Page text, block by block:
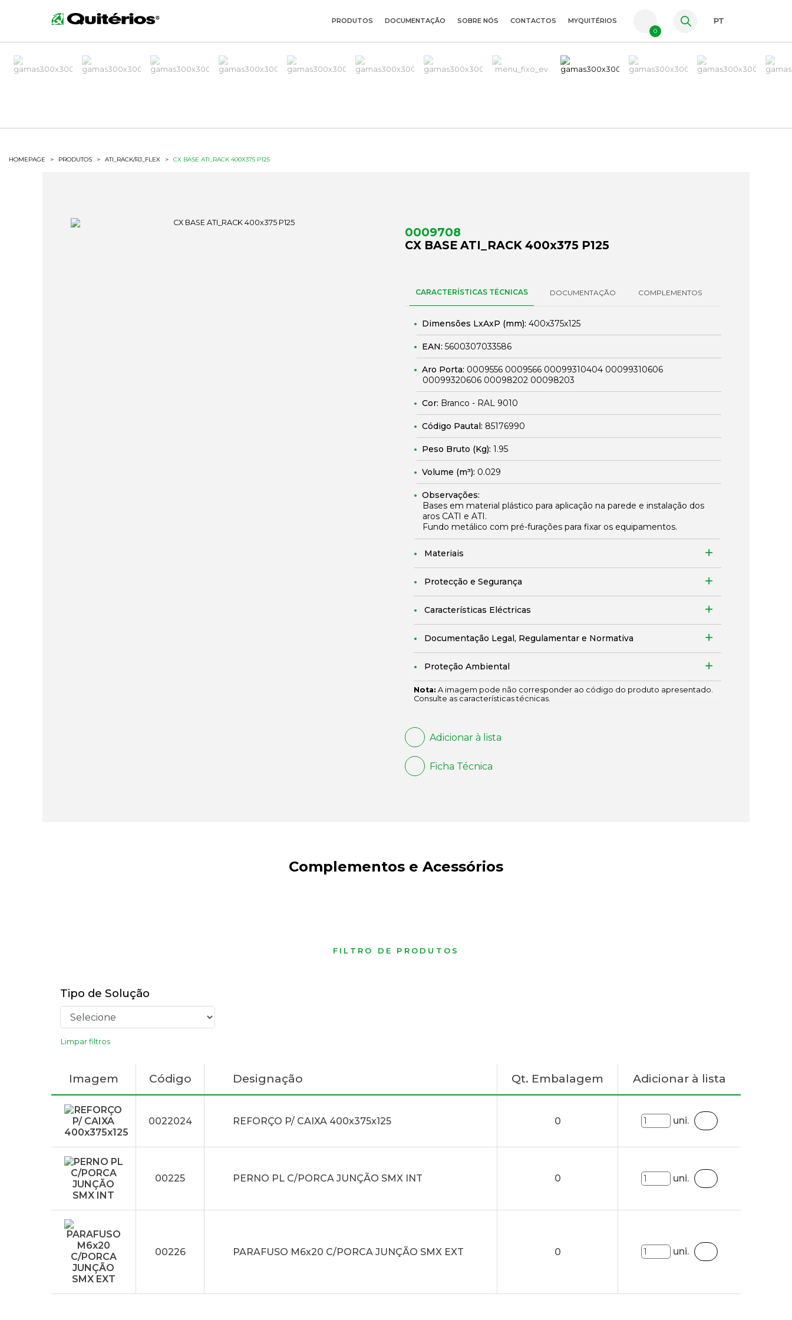
ES
PRODUTOS DOCUMENTAÇÃO SOBRE NÓS CONTACTOS MYQUITÉRIOS
0
PT
HOMEPAGE > PRODUTOS > ATI_RACK/RJ_FLEX > CX BASE ATI_RACK 400X375 P125
0009708
CX BASE ATI_RACK 400x375 P125
CARACTERÍSTICAS TÉCNICAS DOCUMENTAÇÃO COMPLEMENTOS
Dimensões LxAxP (mm): 400x375x125
EAN: 5600307033586
Aro Porta: 0009556 0009566 00099310404 00099310606
00099320606 00098202 00098203
Cor: Branco - RAL 9010
Código Pautal: 85176990
Peso Bruto (Kg): 1.95
Volume (m³): 0.029
Observações:
Bases em material plástico para aplicação na parede e instalação dos
aros CATI e ATI.
Fundo metálico com pré-furações para fixar os equipamentos.
Materiais
Protecção e Segurança
Características Eléctricas
Documentação Legal, Regulamentar e Normativa
Proteção Ambiental
Nota: A imagem pode não corresponder ao código do produto apresentado.
Consulte as características técnicas.
Adicionar à lista
Ficha Técnica
Complementos e Acessórios
FILTRO DE PRODUTOS
Tipo de Solução
Limpar filtros
Imagem Código Designação Qt. Embalagem Adicionar à lista
0022024 REFORÇO P/ CAIXA 400x375x125 0 uni.
00225 PERNO PL C/PORCA JUNÇÃO SMX INT 0 uni.
00226 PARAFUSO M6x20 C/PORCA JUNÇÃO SMX EXT 0 uni.